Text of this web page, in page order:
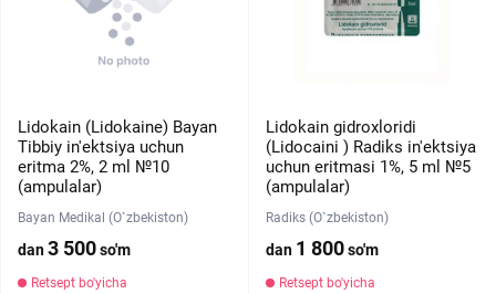
Lidokain (Lidokaine) Bayan
Tibbiy in'ektsiya uchun
eritma 2%, 2 ml №10
(ampulalar)
Bayan Medikal (O`zbekiston)
dan3 500so'm
Retsept bo'yicha
Lidokain gidroxloridi
(Lidocaini ) Radiks in'ektsiya
uchun eritmasi 1%, 5 ml №5
(ampulalar)
Radiks (O`zbekiston)
dan 1 800so'm
Retsept bo'yicha